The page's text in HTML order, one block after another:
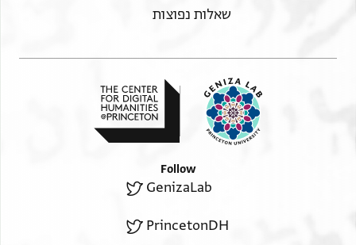
שאלות נפוצות
Follow
GenizaLab
PrincetonDH